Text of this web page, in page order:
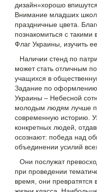
дизайн»хорошо
Внимание младших
праздничные цвета.
познакомиться с
Флаг Украины, изучить ее
Наличии стенд по
может стать отличным
учащихся в
Задание по
Украины – Небесной
молодым людям лучше
современную историю.
конкретных людей,
осознают: победа над
объединении усилий
Они послужат
при проведении
время, они превратятся